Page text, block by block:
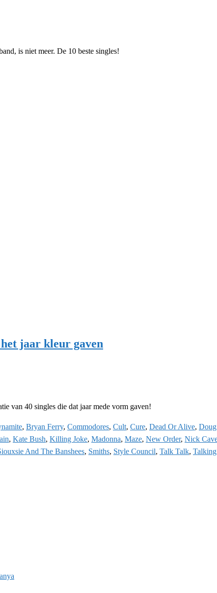
is niet meer. De 10 beste singles!
het jaar kleur gaven
van 40 singles die dat jaar mede vorm gaven!
, Bryan Ferry, Commodores, Cult, Cure, Dead Or Alive,
, Kate Bush, Killing Joke, Madonna, Maze, New Order, Nick
And The Banshees, Smiths, Style Council, Talk Talk,